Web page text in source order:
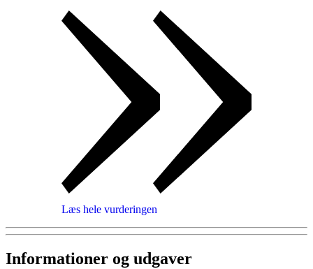
Læs hele vurderingen
Informationer og udgaver